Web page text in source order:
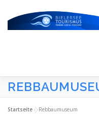
Startseite »Rebbaumuseum